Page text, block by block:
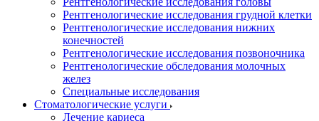
Рентгенологические исследования грудной клетки
Рентгенологические исследования нижних
конечностей
Рентгенологические исследования позвоночника
Рентгенологические обследования молочных
желез
Специальные исследования
Стоматологические услуги
Лечение кариеса